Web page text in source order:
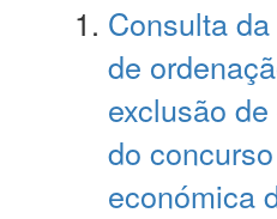
Consulta
de
exclusão
do
económica